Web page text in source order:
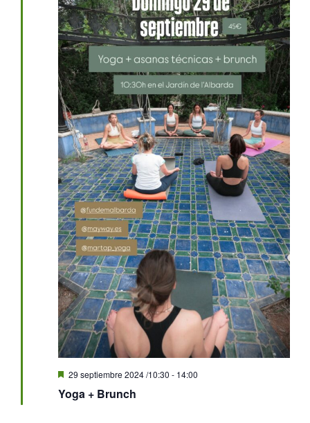
Yoga + Brunch
Destacado
29 septiembre 2024 /10:30 - 14:00